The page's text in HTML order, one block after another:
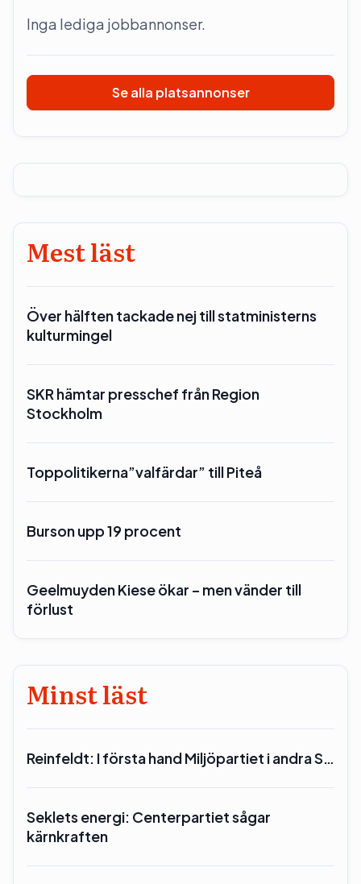
Inga lediga jobbannonser.
Se alla platsannonser
Mest läst
Över hälften tackade nej till statministerns
kulturmingel
SKR hämtar presschef från Region
Stockholm
Toppolitikerna”valfärdar” till Piteå
Burson upp 19 procent
Geelmuyden Kiese ökar – men vänder till
förlust
Minst läst
Reinfeldt: I första hand Miljöpartiet i andra S…
Seklets energi: Centerpartiet sågar
kärnkraften